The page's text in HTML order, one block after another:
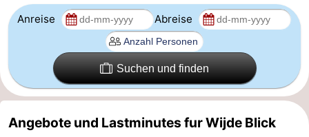
Anreise Abreise
Suchen und finden
Angebote und Lastminutes fur Wijde Blick